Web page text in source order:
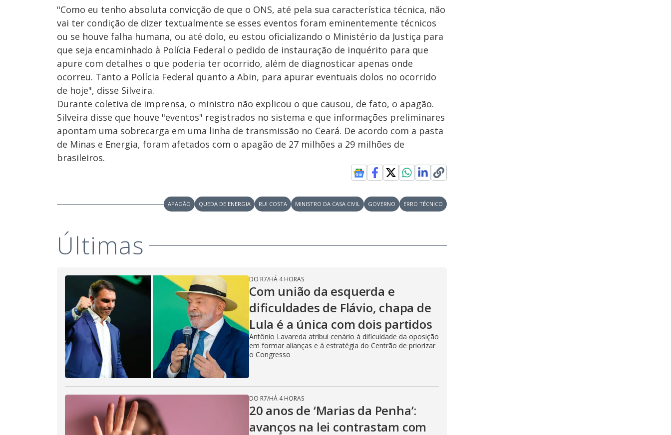
"Como eu tenho absoluta convicção de que o ONS, até pela sua característica técnica, não
vai ter condição de dizer textualmente se esses eventos foram eminentemente técnicos
ou se houve falha humana, ou até dolo, eu estou oficializando o Ministério da Justiça para
que seja encaminhado à Polícia Federal o pedido de instauração de inquérito para que
apure com detalhes o que poderia ter ocorrido, além de diagnosticar apenas onde
ocorreu. Tanto a Polícia Federal quanto a Abin, para apurar eventuais dolos no ocorrido
de hoje", disse Silveira.
Durante coletiva de imprensa, o ministro não explicou o que causou, de fato, o apagão.
Silveira disse que houve "eventos" registrados no sistema e que informações preliminares
apontam uma sobrecarga em uma linha de transmissão no Ceará. De acordo com a pasta
de Minas e Energia, foram afetados com o apagão de 27 milhões a 29 milhões de
brasileiros.
APAGÃO QUEDA DE ENERGIA RUI COSTA MINISTRO DA CASA CIVIL GOVERNO ERRO TÉCNICO
Últimas
DO R7/HÁ 4 HORAS
Com união da esquerda e
dificuldades de Flávio, chapa de
Lula é a única com dois partidos
Antônio Lavareda atribui cenário à dificuldade da oposição
em formar alianças e à estratégia do Centrão de priorizar
o Congresso
DO R7/HÁ 4 HORAS
20 anos de ‘Marias da Penha’:
avanços na lei contrastam com